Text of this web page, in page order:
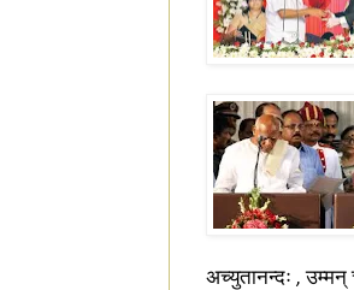
अच्युतानन्दः , उम्मन्